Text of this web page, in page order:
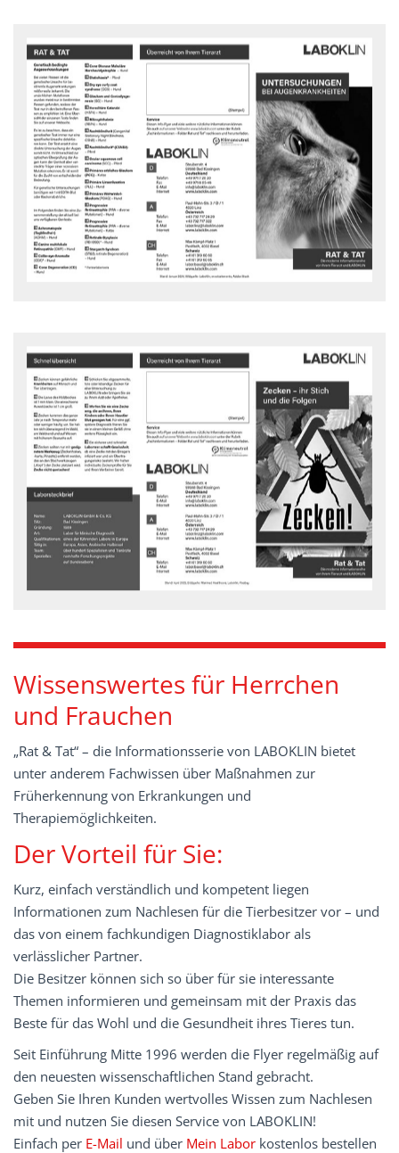
Untersuchungen bei
Augenkrankheiten
Rat und Tat Flyer - downloaden
Zecken - ihr Stich und die Folgen
Was ist zu tun, wenn ich von einer Zecke gestochen worden bin?
Rat und Tat Flyer - downloaden
Wissenswertes für Herrchen
und Frauchen
„Rat & Tat“ – die Informationsserie von LABOKLIN bietet
unter anderem Fachwissen über Maßnahmen zur
Früherkennung von Erkrankungen und
Therapiemöglichkeiten.
Der Vorteil für Sie:
Kurz, einfach verständlich und kompetent liegen
Informationen zum Nachlesen für die Tierbesitzer vor – und
das von einem fachkundigen Diagnostiklabor als
verlässlicher Partner.
Die Besitzer können sich so über für sie interessante
Themen informieren und gemeinsam mit der Praxis das
Beste für das Wohl und die Gesundheit ihres Tieres tun.
Seit Einführung Mitte 1996 werden die Flyer regelmäßig auf
den neuesten wissenschaftlichen Stand gebracht.
Geben Sie Ihren Kunden wertvolles Wissen zum Nachlesen
mit und nutzen Sie diesen Service von LABOKLIN!
Einfach per E-Mail und über Mein Labor kostenlos bestellen